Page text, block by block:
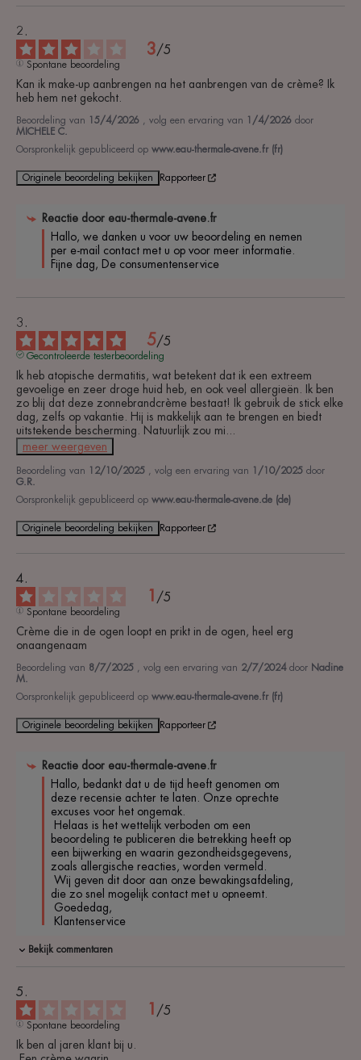
3/5
Spontane beoordeling
Kan ik make-up aanbrengen na het aanbrengen van de crème? Ik
heb hem net gekocht.
Beoordeling van 15/4/2026 , volg een ervaring van 1/4/2026 door
MICHELE C.
Oorspronkelijk gepubliceerd op www.eau-thermale-avene.fr (fr)
Originele beoordeling bekijken Rapporteer
Reactie door eau-thermale-avene.fr
Hallo, we danken u voor uw beoordeling en nemen
per e-mail contact met u op voor meer informatie.
Fijne dag, De consumentenservice
5/5
Gecontroleerde testerbeoordeling
Ik heb atopische dermatitis, wat betekent dat ik een extreem
gevoelige en zeer droge huid heb, en ook veel allergieën. Ik ben
zo blij dat deze zonnebrandcrème bestaat! Ik gebruik de stick elke
dag, zelfs op vakantie. Hij is makkelijk aan te brengen en biedt
uitstekende bescherming. Natuurlijk zou mi
meer weergeven
Beoordeling van 12/10/2025 , volg een ervaring van 1/10/2025 door
G.R.
Oorspronkelijk gepubliceerd op www.eau-thermale-avene.de (de)
Originele beoordeling bekijken Rapporteer
1 /5
Spontane beoordeling
Crème die in de ogen loopt en prikt in de ogen, heel erg
onaangenaam
Beoordeling van 8/7/2025 , volg een ervaring van 2/7/2024 door Nadine
M.
Oorspronkelijk gepubliceerd op www.eau-thermale-avene.fr (fr)
Originele beoordeling bekijken Rapporteer
Reactie door eau-thermale-avene.fr
Hallo, bedankt dat u de tijd heeft genomen om
deze recensie achter te laten. Onze oprechte
excuses voor het ongemak.
beoordeling te publiceren die betrekking heeft op
een bijwerking en waarin gezondheidsgegevens,
zoals allergische reacties, worden vermeld.
die zo snel mogelijk contact met u opneemt.
Klantenservice
Bekijk commentaren
1 /5
Spontane beoordeling
Ik ben al jaren klant bij u.